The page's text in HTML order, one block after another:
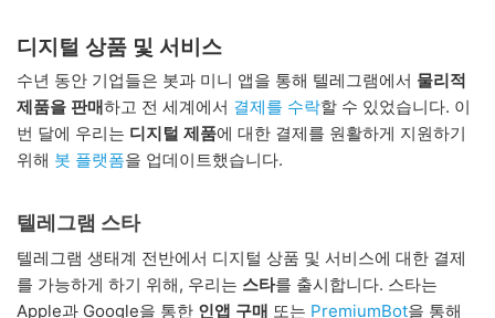
디지털 상품 및 서비스
수년 동안 기업들은 봇과 미니 앱을 통해 텔레그램에서 물리적
제품을 판매하고 전 세계에서 결제를 수락할 수 있었습니다. 이
번 달에 우리는 디지털 제품에 대한 결제를 원활하게 지원하기
위해 봇 플랫폼을 업데이트했습니다.
텔레그램 스타
텔레그램 생태계 전반에서 디지털 상품 및 서비스에 대한 결제
를 가능하게 하기 위해, 우리는 스타를 출시합니다. 스타는
Apple과 Google을 통한 인앱 구매 또는 PremiumBot을 통해